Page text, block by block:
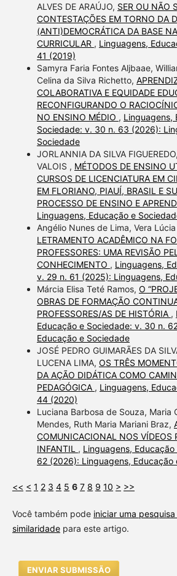
ALVES DE ARAÚJO, SER OU NÃO
CONTESTAÇÕES EM TORNO DA
(ANTI)DEMOCRÁTICA DA BASE
CURRICULAR , Linguagens,
41 (2019)
Samyra Faria Fontes Aljbaae,
Celina da Silva Richetto,
COLABORATIVA E EQUIDADE
RECONFIGURANDO O
NO ENSINO MÉDIO , Linguagens,
Sociedade: v. 30 n. 63 (2026):
Sociedade
JORLANNIA DA SILVA
VALOIS , MÉTODOS DE ENSINO
CURSOS DE LICENCIATURA EM
EM FLORIANO, PIAUÍ, BRASIL E
PROCESSO DE ENSINO E
Linguagens, Educação e
Angélio Nunes de Lima, Vera
LETRAMENTO ACADÊMICO NA
PROFESSORES: UMA REVISÃO
CONHECIMENTO , Linguagens,
v. 29 n. 61 (2025): Linguagens,
Márcia Elisa Teté Ramos, O
OBRAS DE FORMAÇÃO
PROFESSORES/AS DE HISTÓRIA ,
Educação e Sociedade: v. 30 n.
Educação e Sociedade
JOSÉ PEDRO GUIMARÃES DA
LUCENA LIMA, OS TRÊS
DA AÇÃO DIDÁTICA COMO
PEDAGÓGICA , Linguagens,
44 (2020)
Luciana Barbosa de Souza, Maria
Mendes, Ruth Maria Mariani Braz,
COMUNICACIONAL NOS VÍDEOS
INFANTIL , Linguagens,
62 (2026): Linguagens, Educação
<< < 1 2 3 4 5 6 7 8 9 10 > >>
Você também pode iniciar uma
similaridadepara este artigo.
ENVIAR SUBMISSÃO